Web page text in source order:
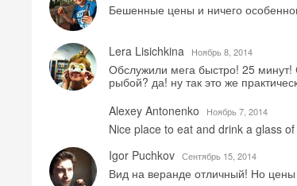
Бешенные цены и ничего
Lera Lisichkina Ноябрь 8, 2014
Обслужили мега быстро! 25 минут!
рыбой? да! ну так это же
Alexey Antonenko
Ноябрь 7, 2014
Nice place to eat and drink a glass
Igor Puchkov Сентябрь 15, 2014
Вид на веранде отличный! Но